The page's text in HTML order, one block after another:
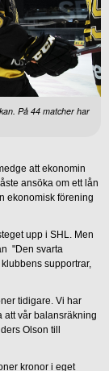
På 44 matcher har
att ekonomin
ansöka om ett lån
ekonomisk förening
upp i SHL. Men
"Den svarta
supportrar,
tidigare. Vi har
att vår balansräkning
Olson till
kronor i eget